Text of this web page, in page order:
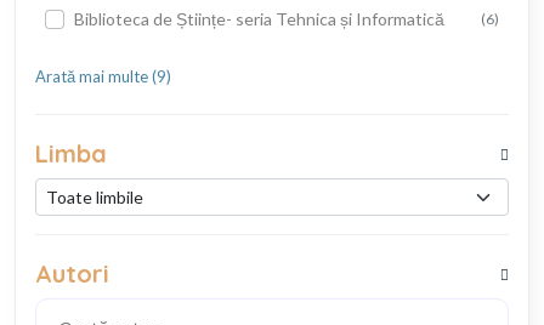
Biblioteca de Științe- seria Tehnica și Informatică (6)
Arată mai multe (9)
Limba
Autori